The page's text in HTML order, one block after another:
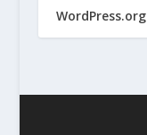
WordPress.org